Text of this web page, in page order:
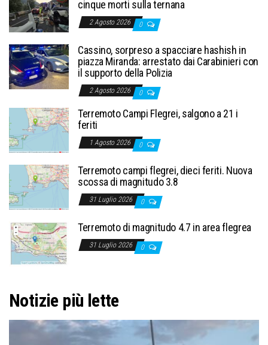
cinque morti sulla ternana
2 Agosto 2026 0
Cassino, sorpreso a spacciare hashish in
piazza Miranda: arrestato dai Carabinieri con
il supporto della Polizia
2 Agosto 2026 0
Terremoto Campi Flegrei, salgono a 21 i
feriti
1 Agosto 2026 0
Terremoto campi flegrei, dieci feriti. Nuova
scossa di magnitudo 3.8
31 Luglio 2026 0
Terremoto di magnitudo 4.7 in area flegrea
31 Luglio 2026 0
Notizie più lette